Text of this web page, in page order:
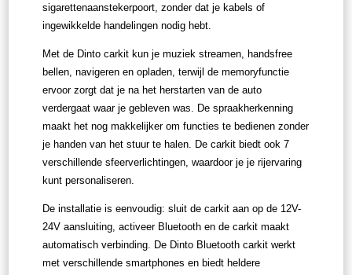
sigarettenaanstekerpoort, zonder dat je kabels of
ingewikkelde handelingen nodig hebt.
Met de Dinto carkit kun je muziek streamen, handsfree
bellen, navigeren en opladen, terwijl de memoryfunctie
ervoor zorgt dat je na het herstarten van de auto
verdergaat waar je gebleven was. De spraakherkenning
maakt het nog makkelijker om functies te bedienen zonder
je handen van het stuur te halen. De carkit biedt ook 7
verschillende sfeerverlichtingen, waardoor je je rijervaring
kunt personaliseren.
De installatie is eenvoudig: sluit de carkit aan op de 12V-
24V aansluiting, activeer Bluetooth en de carkit maakt
automatisch verbinding. De Dinto Bluetooth carkit werkt
met verschillende smartphones en biedt heldere